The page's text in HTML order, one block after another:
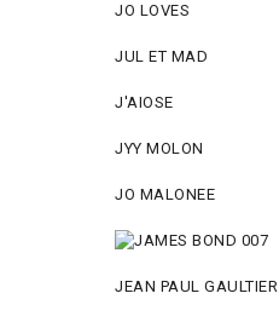
JO LOVES
JUL ET MAD
J'AIOSE
JYY МОLON
JO MАLОNEE
JEAN PAUL GAULTIER